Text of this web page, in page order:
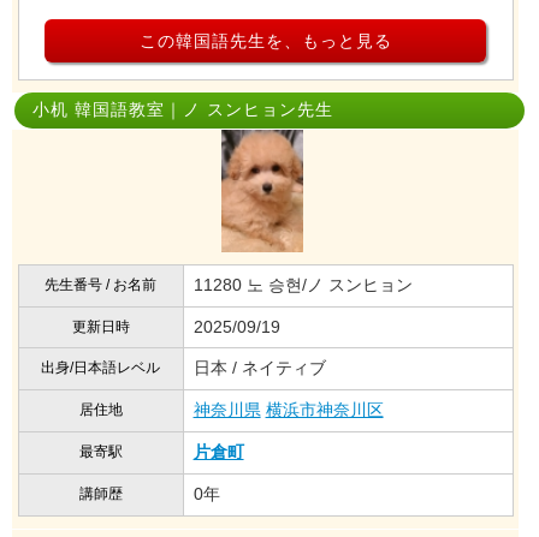
この韓国語先生を、もっと見る
小机 韓国語教室｜ノ スンヒョン先生
先生番号 / お名前 11280 노 승현/ノ スンヒョン
更新日時 2025/09/19
出身/日本語レベル 日本 / ネイティブ
居住地 神奈川県 横浜市神奈川区
最寄駅 片倉町
講師歴 0年